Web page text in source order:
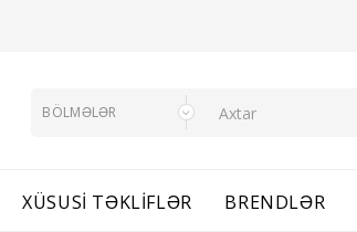
XÜSUSI TƏKLIFLƏR BRENDLƏR